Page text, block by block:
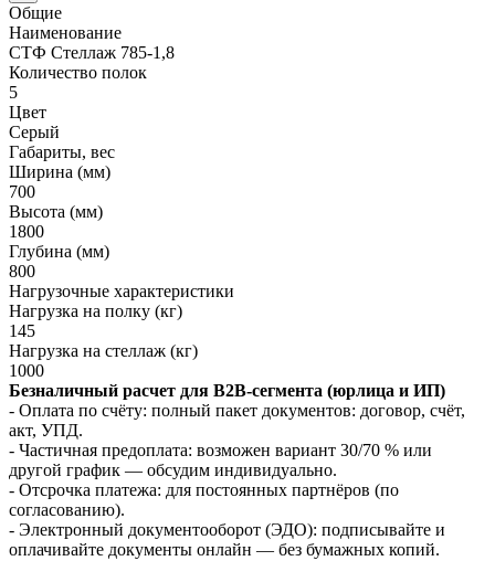
Общие
Наименование
СТФ Стеллаж 785-1,8
Количество полок
5
Цвет
Серый
Габариты, вес
Ширина (мм)
700
Высота (мм)
1800
Глубина (мм)
800
Нагрузочные характеристики
Нагрузка на полку (кг)
145
Нагрузка на стеллаж (кг)
1000
Безналичный расчет для B2B‑сегмента (юрлица и ИП)
- Оплата по счёту: полный пакет документов: договор, счёт,
акт, УПД.
- Частичная предоплата: возможен вариант 30/70 % или
другой график — обсудим индивидуально.
- Отсрочка платежа: для постоянных партнёров (по
согласованию).
- Электронный документооборот (ЭДО): подписывайте и
оплачивайте документы онлайн — без бумажных копий.